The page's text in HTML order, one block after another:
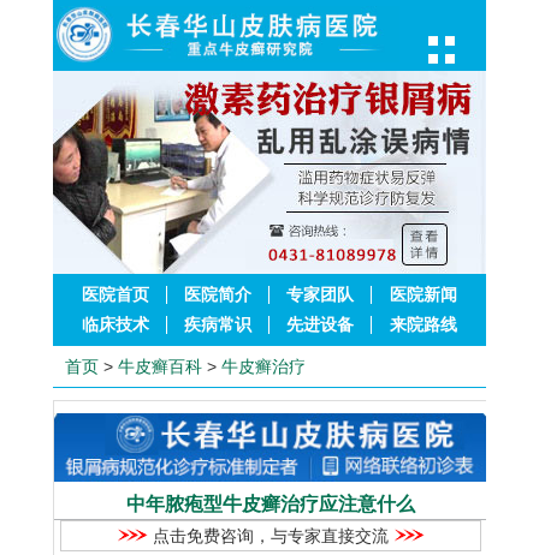
医院首页 医院简介 专家团队
医院新闻
临床技术
疾病常识 先进设备 来院路线
首页 > 牛皮癣百科 > 牛皮癣治疗
中年脓疱型牛皮癣治疗应注意什么
点击免费咨询，与专家直接交流